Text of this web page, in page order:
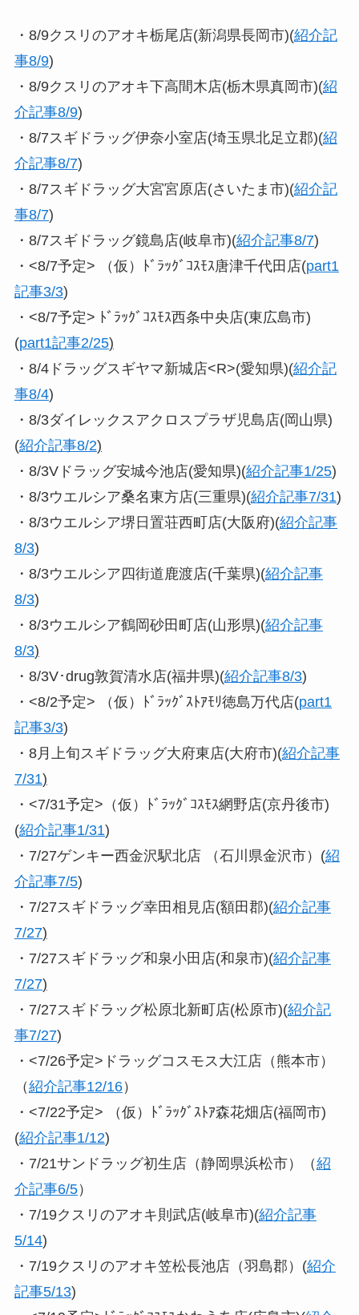
・8/9クスリのアオキ栃尾店(新潟県長岡市)(紹介記
事8/9)
・8/9クスリのアオキ下高間木店(栃木県真岡市)(紹
介記事8/9)
・8/7スギドラッグ伊奈小室店(埼玉県北足立郡)(紹
介記事8/7)
・8/7スギドラッグ大宮宮原店(さいたま市)(紹介記
事8/7)
・8/7スギドラッグ鏡島店(岐阜市)(紹介記事8/7)
・<8/7予定> （仮）ﾄﾞﾗｯｸﾞｺｽﾓｽ唐津千代田店(part1
記事3/3)
・<8/7予定> ﾄﾞﾗｯｸﾞｺｽﾓｽ西条中央店(東広島市)
(part1記事2/25)
・8/4ドラッグスギヤマ新城店<R>(愛知県)(紹介記
事8/4)
・8/3ダイレックスアクロスプラザ児島店(岡山県)
(紹介記事8/2)
・8/3Vドラッグ安城今池店(愛知県)(紹介記事1/25)
・8/3ウエルシア桑名東方店(三重県)(紹介記事7/31)
・8/3ウエルシア堺日置荘西町店(大阪府)(紹介記事
8/3)
・8/3ウエルシア四街道鹿渡店(千葉県)(紹介記事
8/3)
・8/3ウエルシア鶴岡砂田町店(山形県)(紹介記事
8/3)
・8/3V･drug敦賀清水店(福井県)(紹介記事8/3)
・<8/2予定> （仮）ﾄﾞﾗｯｸﾞｽﾄｱﾓﾘ徳島万代店(part1
記事3/3)
・8月上旬スギドラッグ大府東店(大府市)(紹介記事
7/31)
・<7/31予定>（仮）ﾄﾞﾗｯｸﾞｺｽﾓｽ網野店(京丹後市)
(紹介記事1/31)
・7/27ゲンキー西金沢駅北店 （石川県金沢市）(紹
介記事7/5)
・7/27スギドラッグ幸田相見店(額田郡)(紹介記事
7/27)
・7/27スギドラッグ和泉小田店(和泉市)(紹介記事
7/27)
・7/27スギドラッグ松原北新町店(松原市)(紹介記
事7/27)
・<7/26予定>ドラッグコスモス大江店（熊本市）
（紹介記事12/16）
・<7/22予定> （仮）ﾄﾞﾗｯｸﾞｽﾄｱ森花畑店(福岡市)
(紹介記事1/12)
・7/21サンドラッグ初生店（静岡県浜松市）（紹
介記事6/5）
・7/19クスリのアオキ則武店(岐阜市)(紹介記事
5/14)
・7/19クスリのアオキ笠松長池店（羽島郡）(紹介
記事5/13)